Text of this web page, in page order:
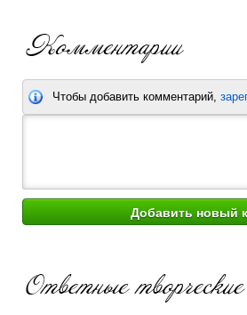
Чтобы добавить комментарий,